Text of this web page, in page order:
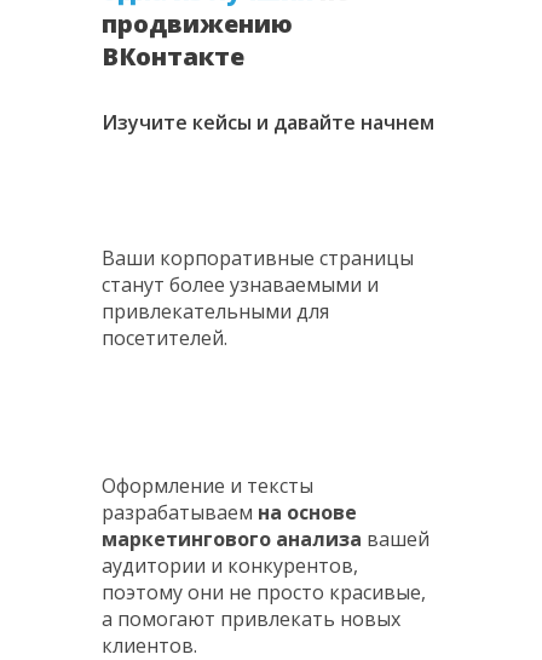
продвижению
ВКонтакте
Изучите кейсы и давайте начнем
Ваши корпоративные страницы
станут более узнаваемыми и
привлекательными для
посетителей.
Оформление и тексты
разрабатываем на основе
маркетингового анализа вашей
аудитории и конкурентов,
поэтому они не просто красивые,
а помогают привлекать новых
клиентов.